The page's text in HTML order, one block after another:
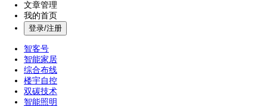
文章管理
我的首页
登录/注册
智客号
智能家居
综合布线
楼宇自控
双碳技术
智能照明